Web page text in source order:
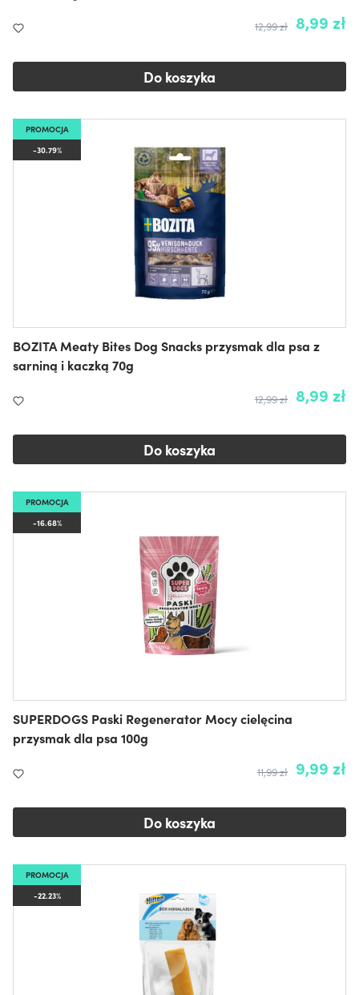
8,99 zł
12,99 zł
Do koszyka
PROMOCJA
-30.79%
BOZITA Meaty Bites Dog Snacks przysmak dla psa z
sarniną i kaczką 70g
8,99 zł
12,99 zł
Do koszyka
PROMOCJA
-16.68%
SUPERDOGS Paski Regenerator Mocy cielęcina
przysmak dla psa 100g
9,99 zł
11,99 zł
Do koszyka
PROMOCJA
-22.23%